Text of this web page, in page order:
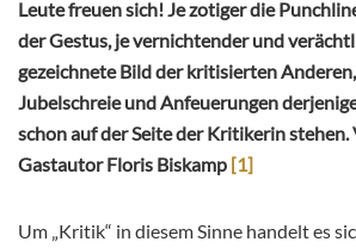
Leute freuen sich! Je zotiger die
der Gestus, je vernichtender und
gezeichnete Bild der kritisierten
Jubelschreie und Anfeuerungen
schon auf der Seite der Kritikerin stehen.
Gastautor Floris Biskamp [1]
Um „Kritik“ in diesem Sinne handelt es